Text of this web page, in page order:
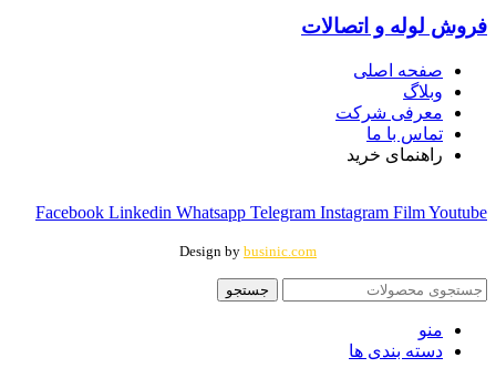
فروش لوله و اتصالات
صفحه اصلی
وبلاگ
معرفی شرکت
تماس با ما
راهنمای خرید
Facebook Linkedin Whatsapp Telegram Instagram FilmYoutube
Design by businic.com
جستجو
منو
دسته بندی ها